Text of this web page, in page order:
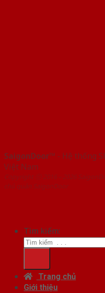
SaigonDoor™ - Hệ thống
Việt Nam
Copyright ⓒ 2016 – 2026
chủ quản SaigonDoor
Tìm kiếm:
Trang chủ
Giới thiệu